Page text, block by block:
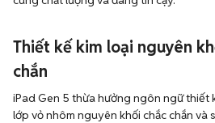
Thiết kế kim loại nguyên
chắn
iPad Gen 5 thừa hưởng ngôn ngữ thiết
lớp vỏ nhôm nguyên khối chắc chắn và